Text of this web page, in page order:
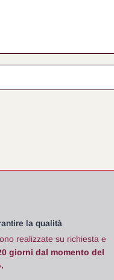
Forniamosupporto